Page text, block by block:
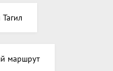
маршрут